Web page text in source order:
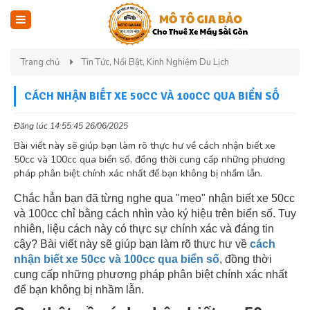
Trang chủ Tin Tức, Nổi Bật, Kinh Nghiệm Du Lịch
CÁCH NHẬN BIẾT XE 50CC VÀ 100CC QUA BIỂN SỐ
Đăng lúc 14:55:45 26/06/2025
Bài viết này sẽ giúp bạn làm rõ thực hư về cách nhận biết xe
50cc và 100cc qua biển số, đồng thời cung cấp những phương
pháp phân biệt chính xác nhất để bạn không bị nhầm lẫn.
Chắc hẳn bạn đã từng nghe qua "mẹo" nhận biết xe 50cc
và 100cc chỉ bằng cách nhìn vào ký hiệu trên biển số. Tuy
nhiên, liệu cách này có thực sự chính xác và đáng tin
cậy? Bài viết này sẽ giúp bạn làm rõ thực hư về cách
nhận biết xe 50cc và 100cc qua biển số, đồng thời
cung cấp những phương pháp phân biệt chính xác nhất
để bạn không bị nhầm lẫn.